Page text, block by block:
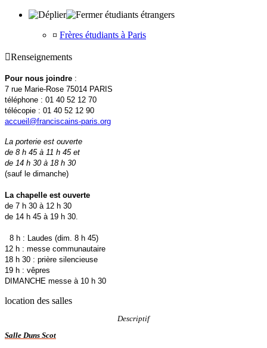
étudiants étrangers
¤ Frères étudiants à Paris
Renseignements
Pour nous joindre :
7 rue Marie-Rose 75014 PARIS
téléphone : 01 40 52 12 70
télécopie : 01 40 52 12 90
accueil@franciscains-paris.org
La porterie est ouverte
de 8 h 45 à 11 h 45 et
de 14 h 30 à 18 h 30
(sauf le dimanche)
La chapelle est ouverte
de 7 h 30 à 12 h 30
de 14 h 45 à 19 h 30.
8 h : Laudes (dim. 8 h 45)
12 h : messe communautaire
18 h 30 : prière silencieuse
19 h : vêpres
DIMANCHE messe à 10 h 30
location des salles
Descriptif
Salle Duns Scot